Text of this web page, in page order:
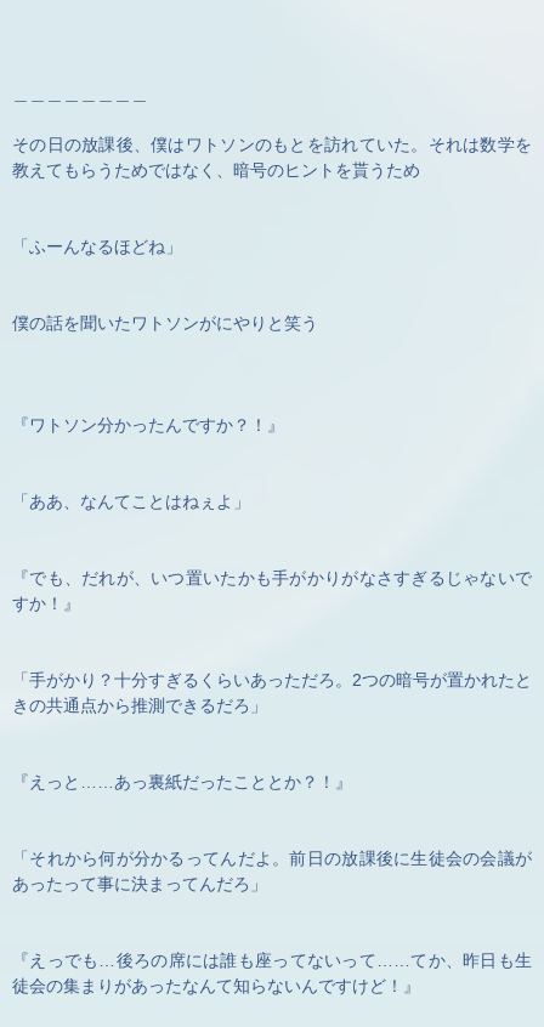
その日の放課後、僕はワトソンのもとを訪れていた。それは数学を
教えてもらうためではなく、暗号のヒントを貰うため
「ふーんなるほどね」
僕の話を聞いたワトソンがにやりと笑う
『ワトソン分かったんですか？！』
「ああ、なんてことはねぇよ」
『でも、だれが、いつ置いたかも手がかりがなさすぎるじゃないで
すか！』
「手がかり？十分すぎるくらいあっただろ。2つの暗号が置かれたと
きの共通点から推測できるだろ」
『えっと……あっ裏紙だったこととか？！』
「それから何が分かるってんだよ。前日の放課後に生徒会の会議が
あったって事に決まってんだろ」
『えっでも…後ろの席には誰も座ってないって……てか、昨日も生
徒会の集まりがあったなんて知らないんですけど！』